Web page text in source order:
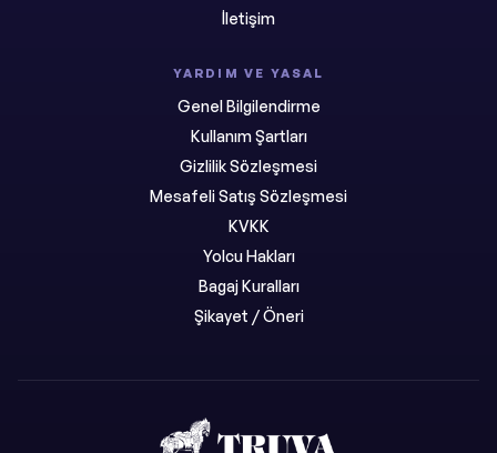
İletişim
YARDIM VE YASAL
Genel Bilgilendirme
Kullanım Şartları
Gizlilik Sözleşmesi
Mesafeli Satış Sözleşmesi
KVKK
Yolcu Hakları
Bagaj Kuralları
Şikayet / Öneri